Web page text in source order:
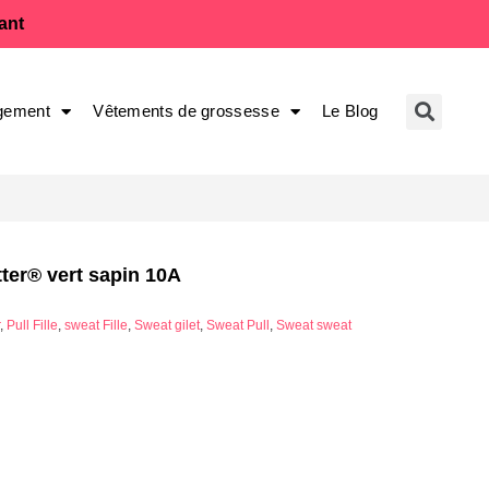
Vêtements de grossesse Le Blog
vert sapin 10A
, Pull Fille, sweat Fille, Sweat gilet, Sweat Pull , Sweat sweat